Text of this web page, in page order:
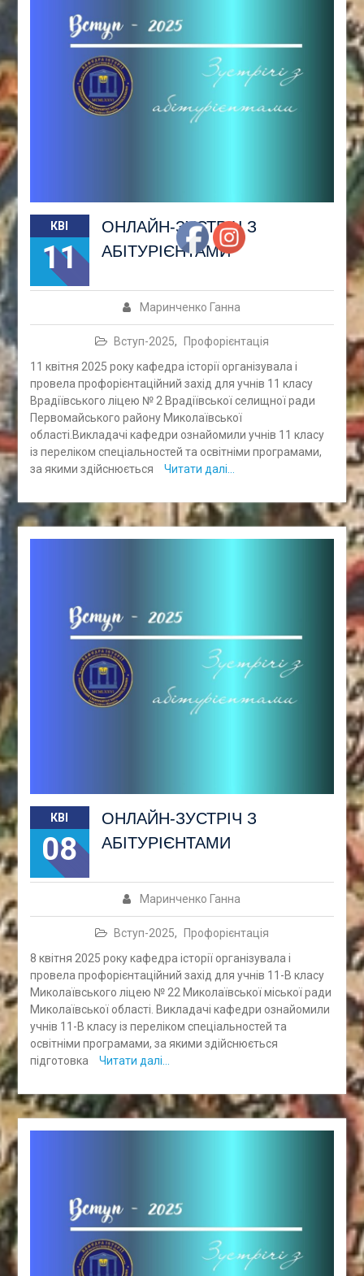
КВІ
11
ОНЛАЙН-ЗУСТРІЧ З
АБІТУРІЄНТАМИ
Маринченко Ганна
Вступ-2025,
Профорієнтація
11 квітня 2025 року кафедра історії організувала і
провела профорієнтаційний захід для учнів 11 класу
Врадіївського ліцею № 2 Врадіївської селищної ради
Первомайського району Миколаївської
області.Викладачі кафедри ознайомили учнів 11 класу
із переліком спеціальностей та освітніми програмами,
за якими здійснюється
Читати далі…
КВІ
08
ОНЛАЙН-ЗУСТРІЧ З
АБІТУРІЄНТАМИ
Маринченко Ганна
Вступ-2025,
Профорієнтація
8 квітня 2025 року кафедра історії організувала і
провела профорієнтаційний захід для учнів 11-В класу
Миколаївського ліцею № 22 Миколаївської міської ради
Миколаївської області. Викладачі кафедри ознайомили
учнів 11-В класу із переліком спеціальностей та
освітніми програмами, за якими здійснюється
підготовка
Читати далі…